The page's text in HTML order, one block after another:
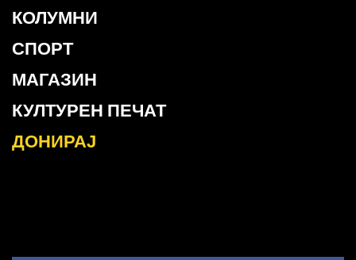
КОЛУМНИ
СПОРТ
МАГАЗИН
КУЛТУРЕН ПЕЧАТ
ДОНИРАЈ